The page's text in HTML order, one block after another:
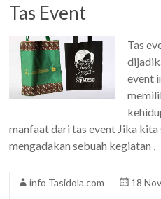
Tas Event
Tas
event
manfaat dari tas event Jika
mengadakan sebuah kegiatan ,
info Tasidola.com
18